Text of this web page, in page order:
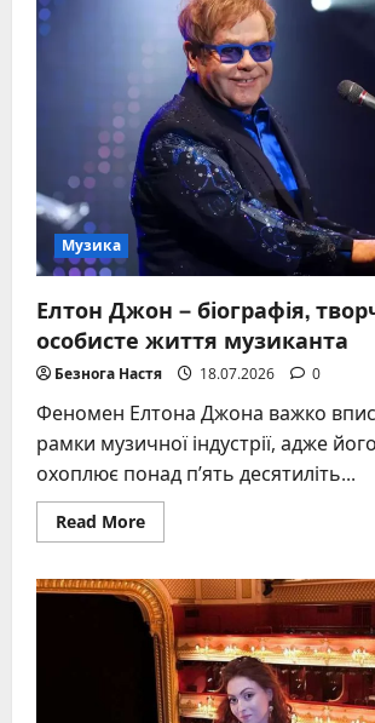
фортепіано
нуля
репетитора
Музика
Елтон Джон – біографія,
особисте життя музиканта
Безнога Настя 18.07.2026 0
Феномен Елтона Джона важко
рамки музичної індустрії, адже
охоплює понад п’ять десятиліть...
Read MoreRead
more
Джон
–
біографія,
творчість
та
особисте
життя
музиканта